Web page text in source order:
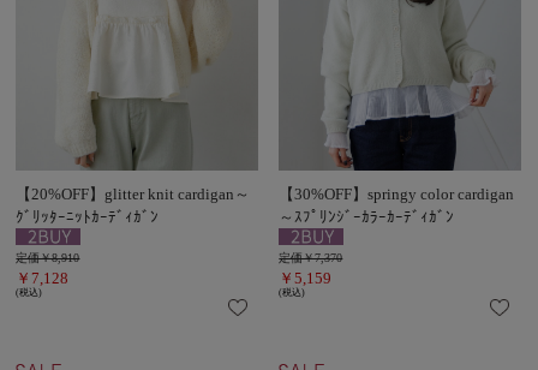
【20%OFF】glitter knit cardigan～
ｸﾞﾘｯﾀｰﾆｯﾄｶｰﾃﾞｨｶﾞﾝ
定価￥8,910
￥7,128
(税込)
【30%OFF】springy color cardigan
～ｽﾌﾟﾘﾝｼﾞｰｶﾗｰｶｰﾃﾞｨｶﾞﾝ
定価￥7,370
￥5,159
(税込)